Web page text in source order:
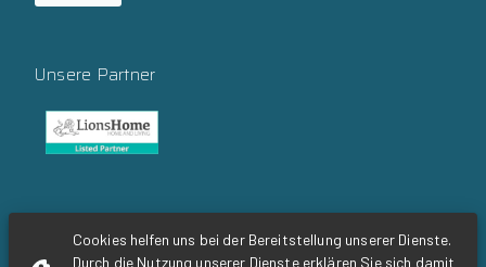
Cookies helfen uns bei der Bereitstellung unserer Dienste.
Durch die Nutzung unserer Dienste erklären Sie sich damit
Unsere Partner